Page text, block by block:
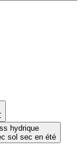
hydrique
sol sec en été